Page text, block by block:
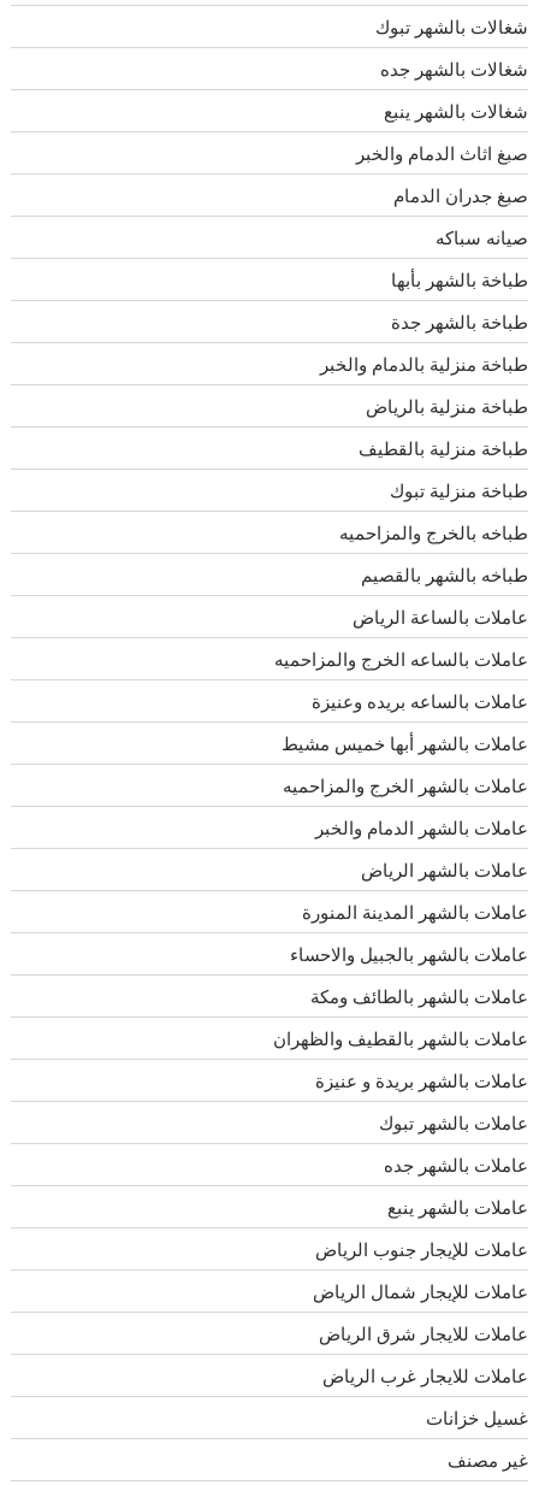
شغالات بالشهر تبوك
شغالات بالشهر جده
شغالات بالشهر ينبع
صبغ اثاث الدمام والخبر
صبغ جدران الدمام
صيانه سباكه
طباخة بالشهر بأبها
طباخة بالشهر جدة
طباخة منزلية بالدمام والخبر
طباخة منزلية بالرياض
طباخة منزلية بالقطيف
طباخة منزلية تبوك
طباخه بالخرج والمزاحميه
طباخه بالشهر بالقصيم
عاملات بالساعة الرياض
عاملات بالساعه الخرج والمزاحميه
عاملات بالساعه بريده وعنيزة
عاملات بالشهر أبها خميس مشيط
عاملات بالشهر الخرج والمزاحميه
عاملات بالشهر الدمام والخبر
عاملات بالشهر الرياض
عاملات بالشهر المدينة المنورة
عاملات بالشهر بالجبيل والاحساء
عاملات بالشهر بالطائف ومكة
عاملات بالشهر بالقطيف والظهران
عاملات بالشهر بريدة و عنيزة
عاملات بالشهر تبوك
عاملات بالشهر جده
عاملات بالشهر ينبع
عاملات للإيجار جنوب الرياض
عاملات للإيجار شمال الرياض
عاملات للايجار شرق الرياض
عاملات للايجار غرب الرياض
غسيل خزانات
غير مصنف